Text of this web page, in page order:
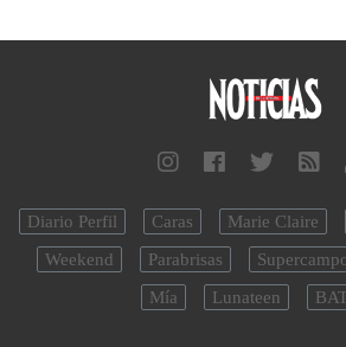
Diario Perfil Caras Marie Claire
Weekend
Parabrisas
Mía
Lunateen